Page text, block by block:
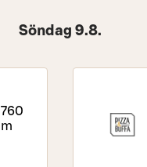
Söndag 9.8.
760
m